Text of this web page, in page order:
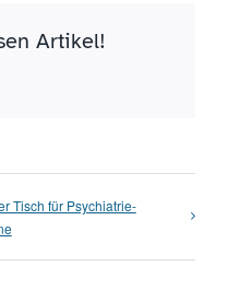
Artikel!
Tisch für Psychiatrie-